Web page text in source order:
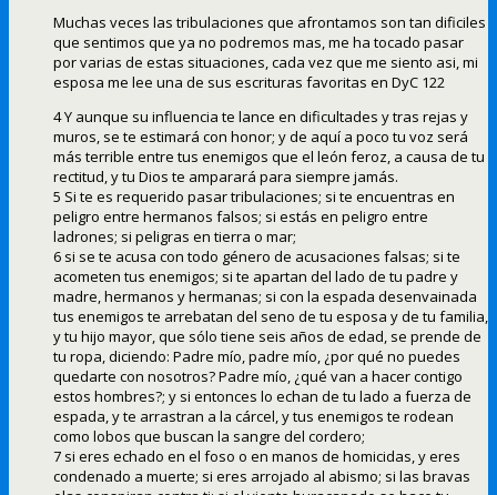
Muchas veces las tribulaciones que afrontamos son tan dificiles
que sentimos que ya no podremos mas, me ha tocado pasar
por varias de estas situaciones, cada vez que me siento asi, mi
esposa me lee una de sus escrituras favoritas en DyC 122
4 Y aunque su influencia te lance en dificultades y tras rejas y
muros, se te estimará con honor; y de aquí a poco tu voz será
más terrible entre tus enemigos que el león feroz, a causa de tu
rectitud, y tu Dios te amparará para siempre jamás.
5 Si te es requerido pasar tribulaciones; si te encuentras en
peligro entre hermanos falsos; si estás en peligro entre
ladrones; si peligras en tierra o mar;
6 si se te acusa con todo género de acusaciones falsas; si te
acometen tus enemigos; si te apartan del lado de tu padre y
madre, hermanos y hermanas; si con la espada desenvainada
tus enemigos te arrebatan del seno de tu esposa y de tu familia,
y tu hijo mayor, que sólo tiene seis años de edad, se prende de
tu ropa, diciendo: Padre mío, padre mío, ¿por qué no puedes
quedarte con nosotros? Padre mío, ¿qué van a hacer contigo
estos hombres?; y si entonces lo echan de tu lado a fuerza de
espada, y te arrastran a la cárcel, y tus enemigos te rodean
como lobos que buscan la sangre del cordero;
7 si eres echado en el foso o en manos de homicidas, y eres
condenado a muerte; si eres arrojado al abismo; si las bravas